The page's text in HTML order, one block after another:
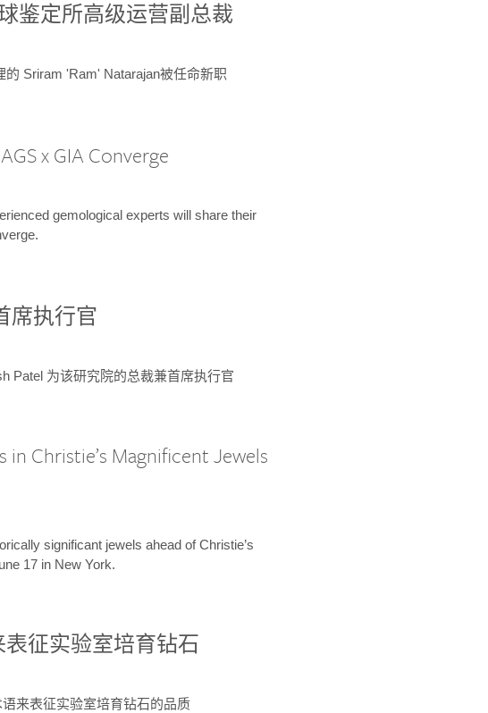
球鉴定所高级运营副总裁
Sriram 'Ram' Natarajan被任命新职
x GIA Converge
gemological experts will share their
席执行官
Patel 为该研究院的总裁兼首席执行官
Christie’s Magnificent Jewels
significant jewels ahead of Christie’s
17 in New York.
征实验室培育钻石
来表征实验室培育钻石的品质